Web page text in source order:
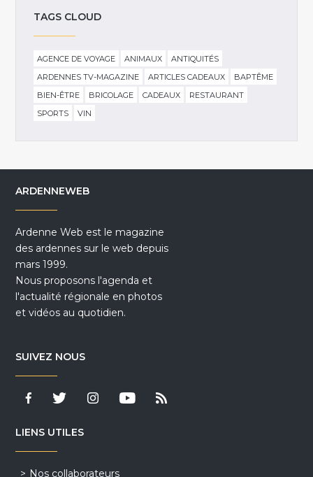
TAGS CLOUD
AGENCE DE VOYAGE ANIMAUX
ANTIQUITÉS
ARDENNES TV-MAGAZINE
ARTICLES CADEAUX
BAPTÊME
BIEN-ÊTRE
BRICOLAGE CADEAUX
RESTAURANT
SPORTS
VIN
ARDENNEWEB
Ardenne Web est le magazine
des ardennes sur le web depuis
mars 1999.
Nous proposons l'agenda et
l'actualité régionale en photos
et vidéos au quotidien.
SUIVEZ NOUS
LIENS UTILES
Nos collaborateurs